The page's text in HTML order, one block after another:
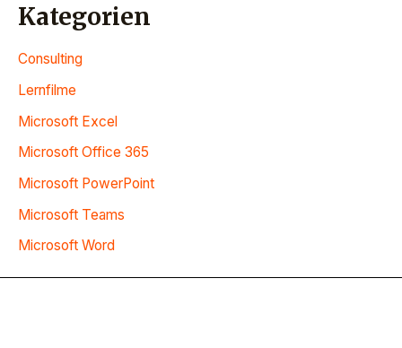
Kategorien
Consulting
Lernfilme
Microsoft Excel
Microsoft Office 365
Microsoft PowerPoint
Microsoft Teams
Microsoft Word